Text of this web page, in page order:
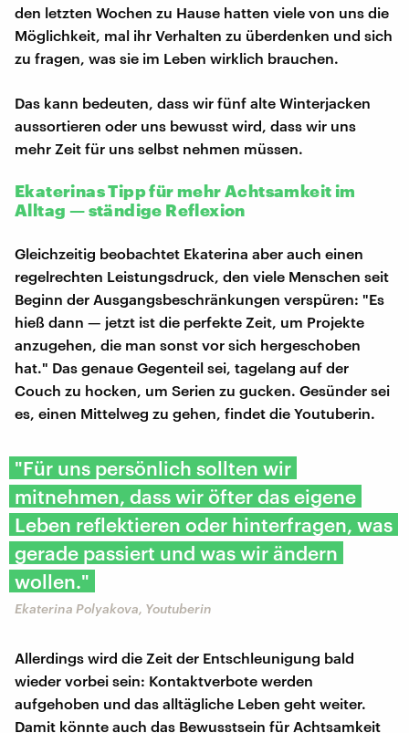
den letzten Wochen zu Hause hatten viele von uns die
Möglichkeit, mal ihr Verhalten zu überdenken und sich
zu fragen, was sie im Leben wirklich brauchen.
Das kann bedeuten, dass wir fünf alte Winterjacken
aussortieren oder uns bewusst wird, dass wir uns
mehr Zeit für uns selbst nehmen müssen.
Ekaterinas Tipp für mehr Achtsamkeit im
Alltag — ständige Reflexion
Gleichzeitig beobachtet Ekaterina aber auch einen
regelrechten Leistungsdruck, den viele Menschen seit
Beginn der Ausgangsbeschränkungen verspüren: "Es
hieß dann — jetzt ist die perfekte Zeit, um Projekte
anzugehen, die man sonst vor sich hergeschoben
hat." Das genaue Gegenteil sei, tagelang auf der
Couch zu hocken, um Serien zu gucken. Gesünder sei
es, einen Mittelweg zu gehen, findet die Youtuberin.
"Für uns persönlich sollten wir
mitnehmen, dass wir öfter das eigene
Leben reflektieren oder hinterfragen, was
gerade passiert und was wir ändern
wollen."
Ekaterina Polyakova, Youtuberin
Allerdings wird die Zeit der Entschleunigung bald
wieder vorbei sein: Kontaktverbote werden
aufgehoben und das alltägliche Leben geht weiter.
Damit könnte auch das Bewusstsein für Achtsamkeit